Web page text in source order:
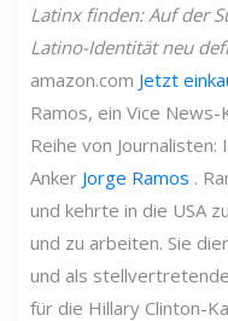
Latinx finden: Auf der
Latino-Identität neu
amazon.com Jetzt
Ramos, ein Vice
Reihe von
Anker Jorge Ramos .
und kehrte in die USA
und zu arbeiten. Sie
und als
für die Hillary Clinton-